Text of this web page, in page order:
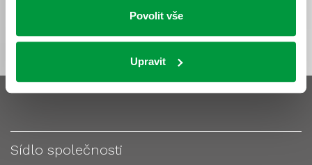
Povolit vše
Upravit
Sídlo společnosti